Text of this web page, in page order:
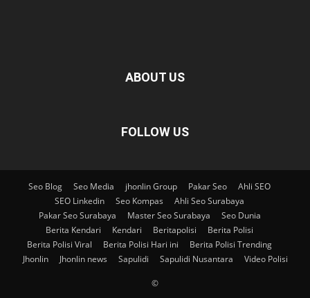
ABOUT US
FOLLOW US
Seo Blog Seo Media jhonlin Group Pakar Seo
Ahli SEO
SEO Linkedin
Seo Kompas
Ahli Seo Surabaya
Pakar Seo Surabaya
Master Seo Surabaya
Seo Dunia
Berita Kendari
Kendari Beritapolisi
Berita Polisi
Berita Polisi Viral
Berita Polisi Hari ini
Berita Polisi Trending
Jhonlin
Jhonlin news Sapulidi Sapulidi Nusantara Video Polisi
©